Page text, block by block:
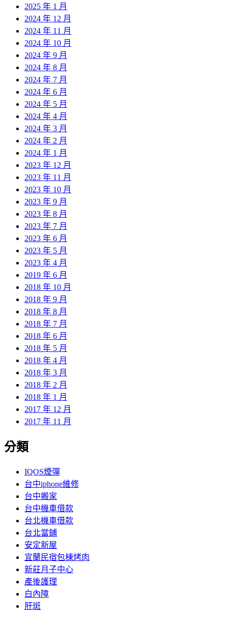
2025 年 1 月
2024 年 12 月
2024 年 11 月
2024 年 10 月
2024 年 9 月
2024 年 8 月
2024 年 7 月
2024 年 6 月
2024 年 5 月
2024 年 4 月
2024 年 3 月
2024 年 2 月
2024 年 1 月
2023 年 12 月
2023 年 11 月
2023 年 10 月
2023 年 9 月
2023 年 8 月
2023 年 7 月
2023 年 6 月
2023 年 5 月
2023 年 4 月
2019 年 6 月
2018 年 10 月
2018 年 9 月
2018 年 8 月
2018 年 7 月
2018 年 6 月
2018 年 5 月
2018 年 4 月
2018 年 3 月
2018 年 2 月
2018 年 1 月
2017 年 12 月
2017 年 11 月
分類
IQOS煙彈
台中iphone維修
台中搬家
台中機車借款
台北機車借款
台北當鋪
安定新屋
宜蘭民宿包棟烤肉
新莊月子中心
產後護理
白內障
肝斑